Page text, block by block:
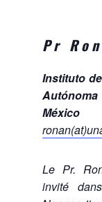
Pr
Instituto
México
Le Pr.
invité